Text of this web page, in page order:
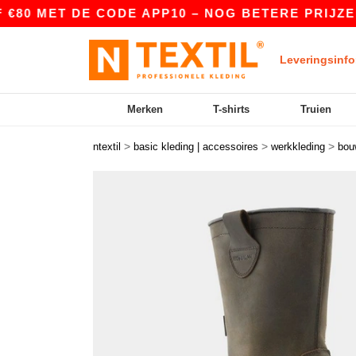
DE CODE APP10 – NOG BETERE PRIJZEN IN
Merken T-shirts Truien
ntextil > basic kleding | accessoires > werkkleding >